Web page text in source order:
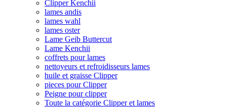
Clipper Kenchii
lames andis
lames wahl
lames oster
Lame Geib Buttercut
Lame Kenchii
coffrets pour lames
nettoyeurs et refroidisseurs lames
huile et graisse Clipper
pieces pour Clipper
Peigne pour clipper
Toute la catégorie Clipper et lames